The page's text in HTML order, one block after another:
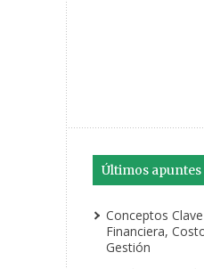
Últimos apuntes
Conceptos
Financiera,
Gestión